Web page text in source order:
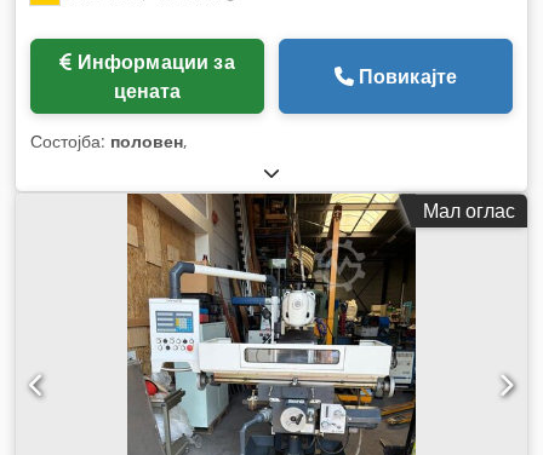
цената
Повикајте
Состојба: половен,
Мал оглас